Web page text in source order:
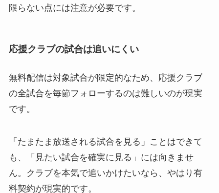
限らない点には注意が必要です。
応援クラブの試合は追いにくい
無料配信は対象試合が限定的なため、応援クラブ
の全試合を毎節フォローするのは難しいのが現実
です。
「たまたま放送される試合を見る」ことはできて
も、「見たい試合を確実に見る」には向きませ
ん。クラブを本気で追いかけたいなら、やはり有
料契約が現実的です。